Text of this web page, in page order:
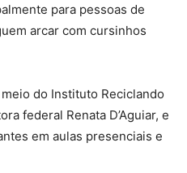
para pessoas de
arcar com cursinhos
do Instituto Reciclando
federal Renata D’Aguiar, e
em aulas presenciais e